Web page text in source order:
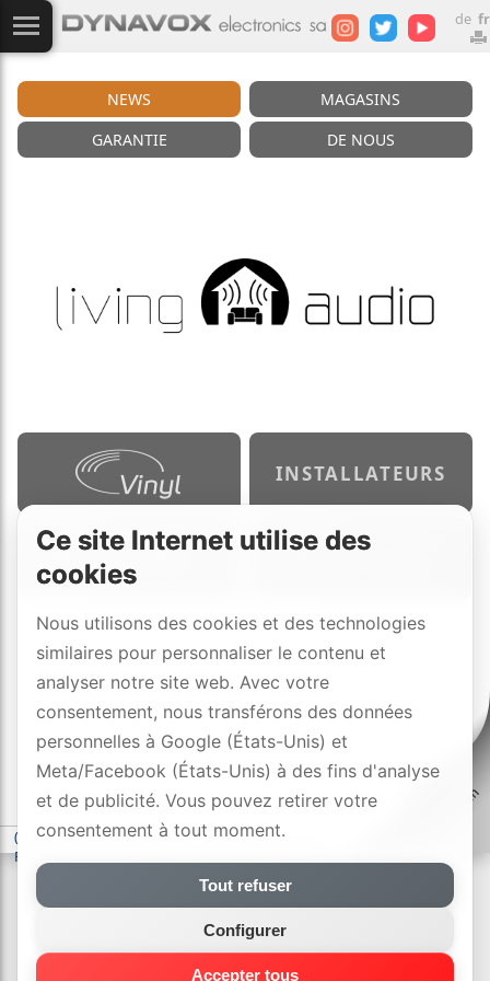
de fr
NEWS
MAGASINS
GARANTIE
DE NOUS
INSTALLATEURS
(c) DYNAVOX electronics AG-déclaration de confidentialité
Paramètres des cookies
Ce site Internet utilise des
cookies
Nous utilisons des cookies et des technologies
similaires pour personnaliser le contenu et
analyser notre site web. Avec votre
consentement, nous transférons des données
personnelles à Google (États-Unis) et
Meta/Facebook (États-Unis) à des fins d'analyse
et de publicité. Vous pouvez retirer votre
consentement à tout moment.
Tout refuser
Configurer
Accepter tous